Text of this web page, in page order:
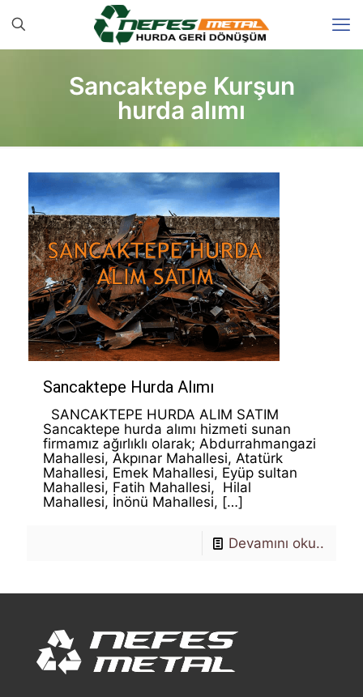
Sancaktepe Kurşun
hurda alımı
Sancaktepe Hurda Alımı
SANCAKTEPE HURDA ALIM SATIM
Sancaktepe hurda alımı hizmeti sunan
firmamız ağırlıklı olarak; Abdurrahmangazi
Mahallesi, Akpınar Mahallesi, Atatürk
Mahallesi, Emek Mahallesi, Eyüp sultan
Mahallesi, Fatih Mahallesi, Hilal
Mahallesi, İnönü Mahallesi, […]
Devamını oku..